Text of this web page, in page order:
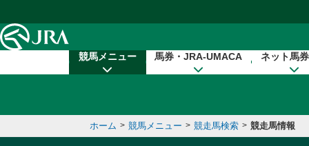
競馬メニュー 馬券・JRA-UMACA ネット馬
ホーム > 競馬メニュー > 競走馬検索 > 競走馬情報